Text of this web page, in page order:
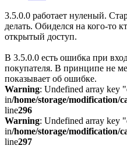
3.5.0.0 работает нуленый.
делать. Обиделся на кого-то
открытый доступ.
В 3.5.0.0 есть ошибка при
покупателя. В принципе не
показывает об ошибке.
Warning: Undefined array key
in/home/storage/modification/
line296
Warning: Undefined array key
in/home/storage/modification/
line297